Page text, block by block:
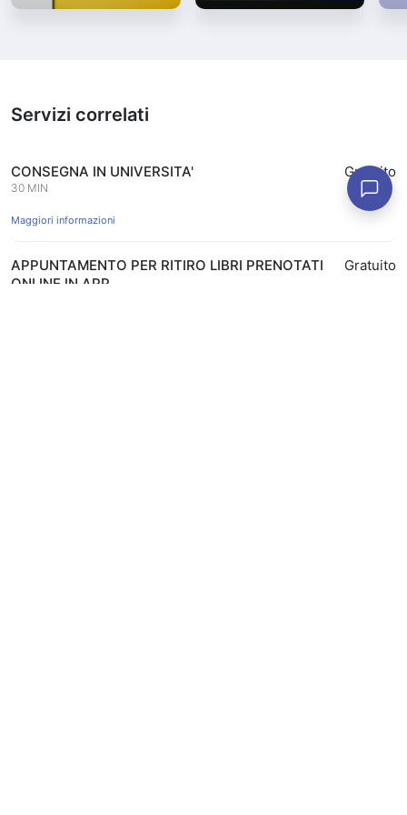
Servizi correlati
CONSEGNA IN UNIVERSITA'
30 MIN
Gratuito
Maggiori informazioni
APPUNTAMENTO PER RITIRO LIBRI PRENOTATI
ONLINE IN APP
Gratuito